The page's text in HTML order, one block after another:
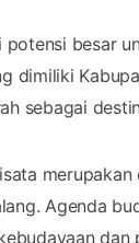
besar
dimiliki
sebagai
Agenda